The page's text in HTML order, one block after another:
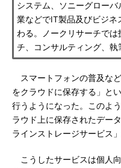
システム、ソニーグロー
業などでIT製品及びビジ
わる。ノークリサーチで
チ、コンサルティング、執
スマートフォンの普及な
をクラウドに保存する」と
行うようになった。このよ
ラウド上に保存されたデー
ラインストレージサービス」
こうしたサービスは個人